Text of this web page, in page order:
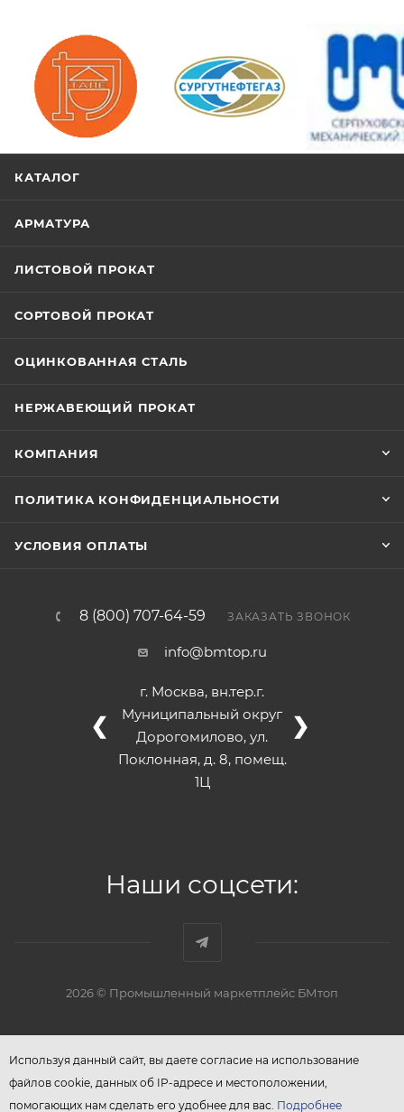
КАТАЛОГ
АРМАТУРА
ЛИСТОВОЙ ПРОКАТ
СОРТОВОЙ ПРОКАТ
ОЦИНКОВАННАЯ СТАЛЬ
НЕРЖАВЕЮЩИЙ ПРОКАТ
КОМПАНИЯ
ПОЛИТИКА КОНФИДЕНЦИАЛЬНОСТИ
УСЛОВИЯ ОПЛАТЫ
8 (800) 707-64-59 ЗАКАЗАТЬ ЗВОНОК
info@bmtop.ru
г. Москва, вн.тер.г.
Муниципальный округ
Дорогомилово, ул.
Поклонная, д. 8, помещ.
1Ц
❮ ❯
Наши соцсети:
2026 © Промышленный маркетплейс БМтоп
Используя данный сайт, вы даете согласие на использование
файлов cookie, данных об IP-адресе и местоположении,
помогающих нам сделать его удобнее для вас. Подробнее